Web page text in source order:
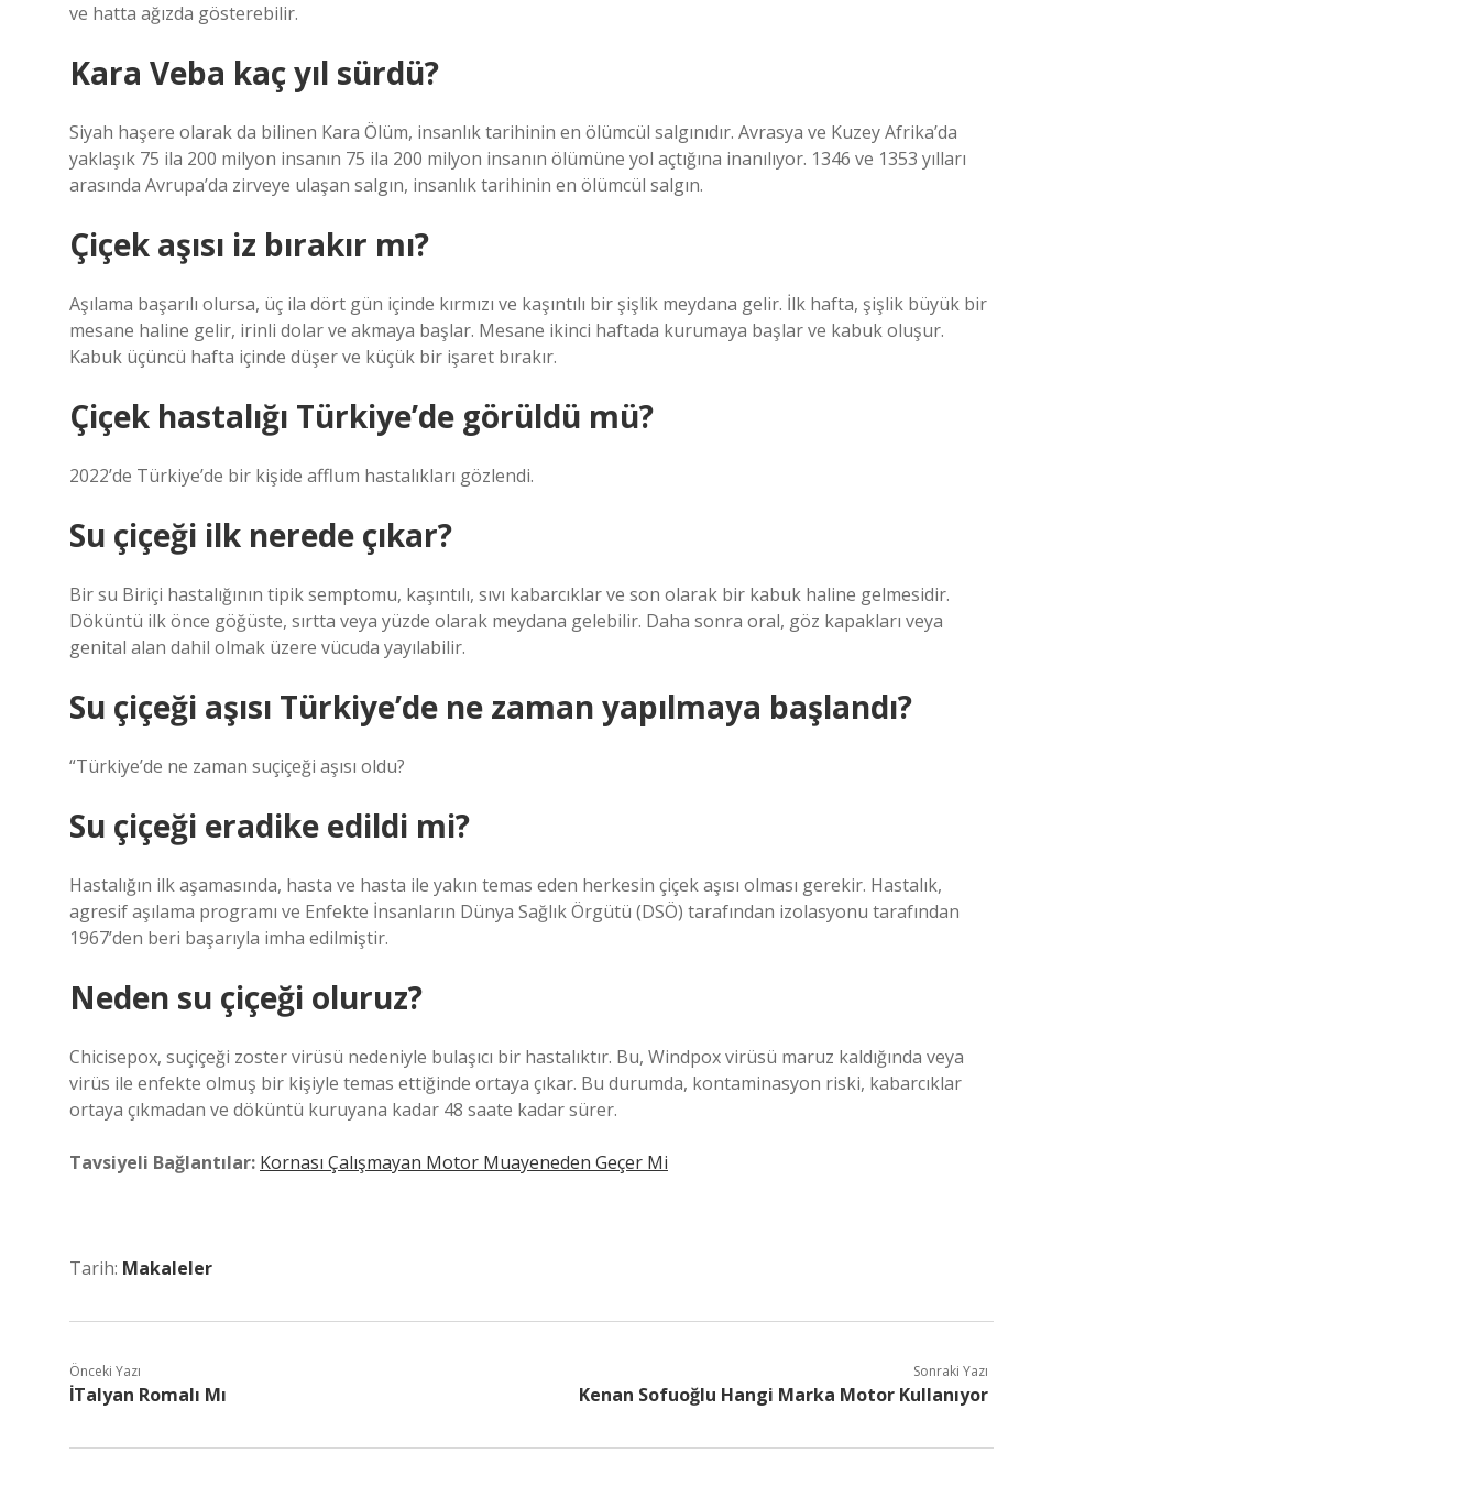
ve hatta ağızda gösterebilir.
Kara Veba kaç yıl sürdü?
Siyah haşere olarak da bilinen Kara Ölüm, insanlık tarihinin en ölümcül salgınıdır. Avrasya ve Kuzey Afrika’da
yaklaşık 75 ila 200 milyon insanın 75 ila 200 milyon insanın ölümüne yol açtığına inanılıyor. 1346 ve 1353 yılları
arasında Avrupa’da zirveye ulaşan salgın, insanlık tarihinin en ölümcül salgın.
Çiçek aşısı iz bırakır mı?
Aşılama başarılı olursa, üç ila dört gün içinde kırmızı ve kaşıntılı bir şişlik meydana gelir. İlk hafta, şişlik büyük bir
mesane haline gelir, irinli dolar ve akmaya başlar. Mesane ikinci haftada kurumaya başlar ve kabuk oluşur.
Kabuk üçüncü hafta içinde düşer ve küçük bir işaret bırakır.
Çiçek hastalığı Türkiye’de görüldü mü?
2022’de Türkiye’de bir kişide afflum hastalıkları gözlendi.
Su çiçeği ilk nerede çıkar?
Bir su Biriçi hastalığının tipik semptomu, kaşıntılı, sıvı kabarcıklar ve son olarak bir kabuk haline gelmesidir.
Döküntü ilk önce göğüste, sırtta veya yüzde olarak meydana gelebilir. Daha sonra oral, göz kapakları veya
genital alan dahil olmak üzere vücuda yayılabilir.
Su çiçeği aşısı Türkiye’de ne zaman yapılmaya başlandı?
“Türkiye’de ne zaman suçiçeği aşısı oldu?
Su çiçeği eradike edildi mi?
Hastalığın ilk aşamasında, hasta ve hasta ile yakın temas eden herkesin çiçek aşısı olması gerekir. Hastalık,
agresif aşılama programı ve Enfekte İnsanların Dünya Sağlık Örgütü (DSÖ) tarafından izolasyonu tarafından
1967’den beri başarıyla imha edilmiştir.
Neden su çiçeği oluruz?
Chicisepox, suçiçeği zoster virüsü nedeniyle bulaşıcı bir hastalıktır. Bu, Windpox virüsü maruz kaldığında veya
virüs ile enfekte olmuş bir kişiyle temas ettiğinde ortaya çıkar. Bu durumda, kontaminasyon riski, kabarcıklar
ortaya çıkmadan ve döküntü kuruyana kadar 48 saate kadar sürer.
Tavsiyeli Bağlantılar: Kornası Çalışmayan Motor Muayeneden Geçer Mi
Tarih: Makaleler
Önceki Yazı
İTalyan Romalı Mı
Sonraki Yazı
Kenan Sofuoğlu Hangi Marka Motor Kullanıyor